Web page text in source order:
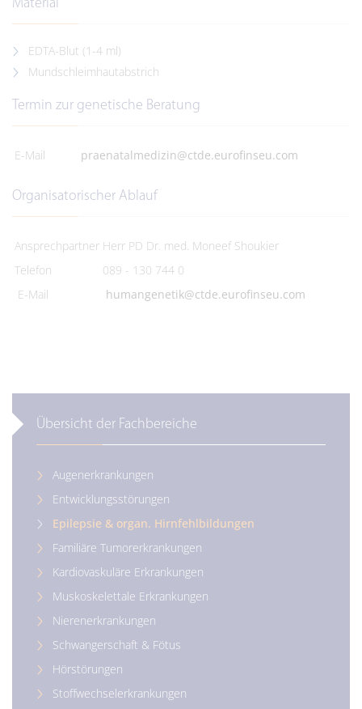
Material
EDTA-Blut (1-4 ml)
Mundschleimhautabstrich
Termin zur genetische Beratung
E-Mail praenatalmedizin@ctde.eurofinseu.com
Organisatorischer Ablauf
Ansprechpartner Herr PD Dr. med. Moneef Shoukier
Telefon
089 - 130 744 0
E-Mail
humangenetik@ctde.eurofinseu.com
Übersicht der Fachbereiche
Augenerkrankungen
Entwicklungsstörungen
Epilepsie & organ. Hirnfehlbildungen
Familiäre Tumorerkrankungen
Kardiovaskuläre Erkrankungen
Muskoskelettale Erkrankungen
Nierenerkrankungen
Schwangerschaft & Fötus
Hörstörungen
Stoffwechselerkrankungen